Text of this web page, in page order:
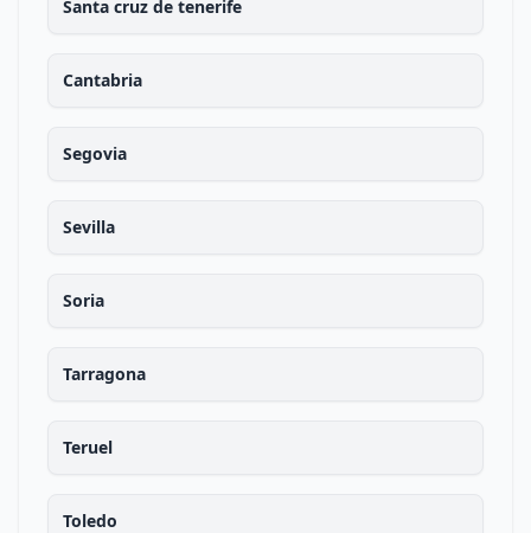
Santa cruz de tenerife
Cantabria
Segovia
Sevilla
Soria
Tarragona
Teruel
Toledo